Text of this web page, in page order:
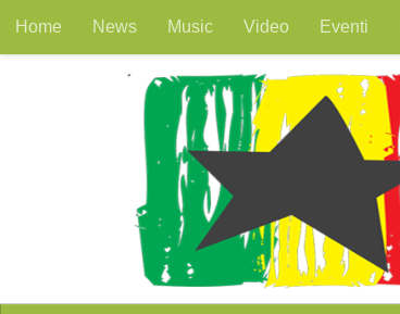
Salta al contenuto
Home News Music Video Eventi